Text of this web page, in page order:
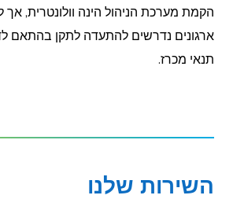
הקמת מערכת הניהול הינה וולונטרית, אך
ארגונים נדרשים להתעדה לתקן בהתאם
תנאי מכרז.
השירות שלנו